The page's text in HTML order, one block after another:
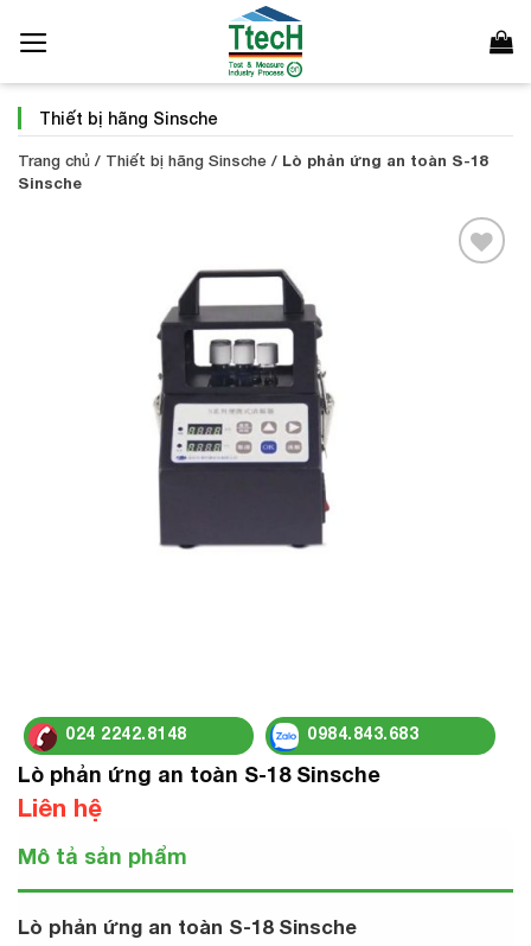
qua
dung
Thiết bị hãng Sinsche
Trang chủ / Thiết bị hãng Sinsche / Lò phản ứng an toàn S-18
Sinsche
024 2242.8148 0984.843.683
Lò phản ứng an toàn S-18 Sinsche
Liên hệ
Mô tả sản phẩm
Lò phản ứng an toàn S-18 Sinsche